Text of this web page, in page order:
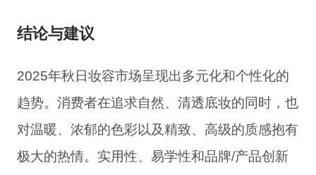
结论与建议
2025年秋日妆容市场呈现出多元化和个性化的
趋势。消费者在追求自然、清透底妆的同时，也
对温暖、浓郁的色彩以及精致、高级的质感抱有
极大的热情。实用性、易学性和品牌/产品创新